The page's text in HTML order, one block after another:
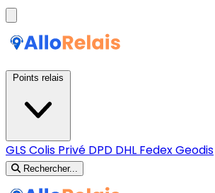
GLS Colis Privé DPD DHL FedexGeodis
Rechercher...